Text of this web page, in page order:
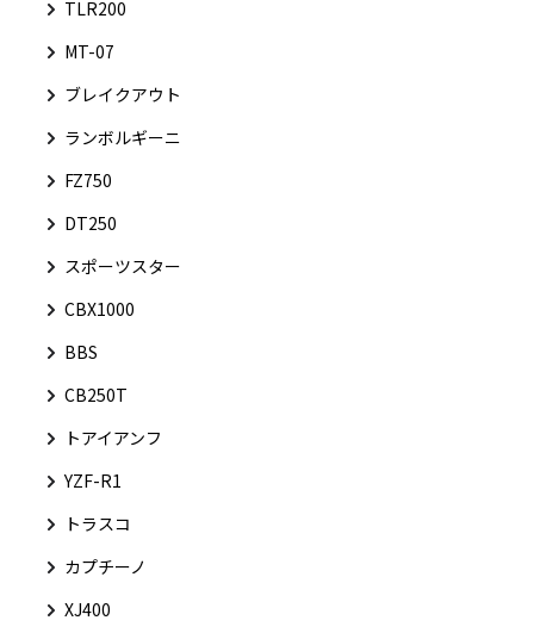
TLR200
MT-07
ブレイクアウト
ランボルギーニ
FZ750
DT250
スポーツスター
CBX1000
BBS
CB250T
トアイアンフ
YZF-R1
トラスコ
カプチーノ
XJ400